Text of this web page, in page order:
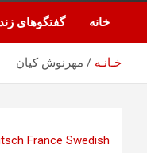
خانه گفتگوهای
خـانـه مهرنوش کیان
France Swedish